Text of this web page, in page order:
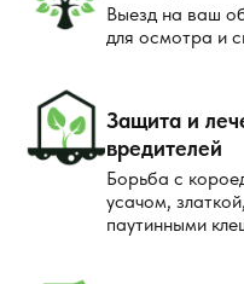
Выезд на ваш
для осмотра и
Защита и
вредителей
Борьба с
усачом,
паутинными